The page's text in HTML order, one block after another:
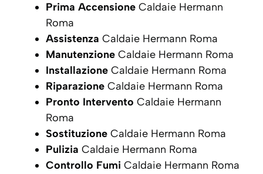
Prima Accensione Caldaie Hermann
Roma
Assistenza Caldaie Hermann Roma
Manutenzione Caldaie Hermann Roma
Installazione Caldaie Hermann Roma
Riparazione Caldaie Hermann Roma
Pronto Intervento Caldaie Hermann
Roma
Sostituzione Caldaie Hermann Roma
Pulizia Caldaie Hermann Roma
Controllo Fumi Caldaie Hermann Roma